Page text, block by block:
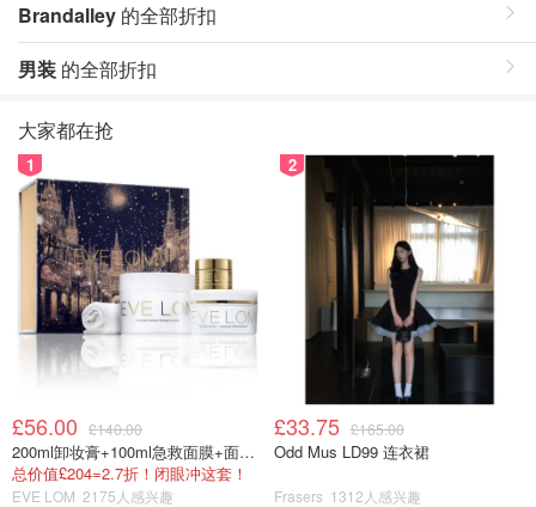
Brandalley 的全部折扣
男装 的全部折扣
大家都在抢
1
£56.00 £140.00
200ml卸妆膏+100ml急救面膜+面霜+洁颜布
总价值£204=2.7折！闭眼冲这套！
EVE LOM 2175人感兴趣
2
£33.75 £165.00
Odd Mus LD99 连衣裙
Frasers 1312人感兴趣